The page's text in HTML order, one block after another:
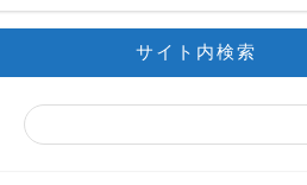
サイト内検索